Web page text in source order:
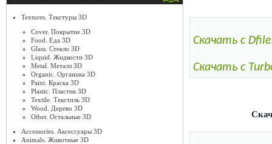
Textures. Текстуры 3D
Cover. Покрытие 3D
Food. Еда 3D
Glass. Стекло 3D
Liquid. Жидкости 3D
Metal. Металл 3D
Organic. Органика 3D
Paint. Краска 3D
Plastic. Пластик 3D
Textile. Текстиль 3D
Wood. Дерево 3D
Other. Остальные 3D
Accessories. Аксессуары 3D
Animals. Животные 3D
Скачать с
Скачать с